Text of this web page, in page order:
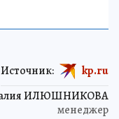
ИЛЮШНИКОВА
менеджер
Источник: kp.ru